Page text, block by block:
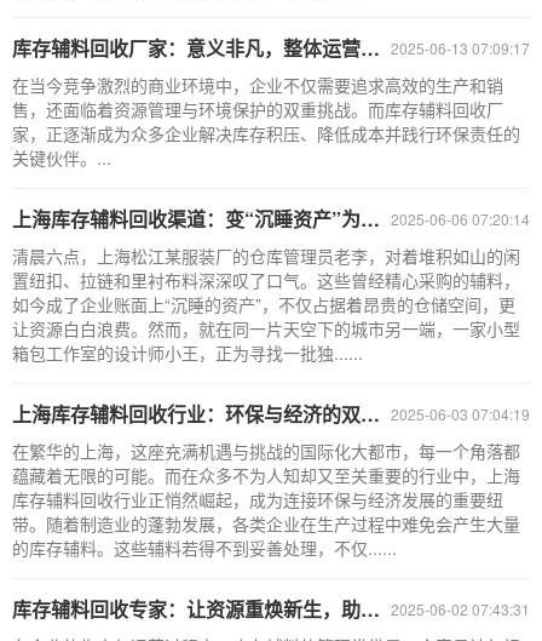
2025-06-13 07:09:17
库存辅料回收厂家：意义非凡，整体运营效率高
在当今竞争激烈的商业环境中，企业不仅需要追求高效的生产和销
售，还面临着资源管理与环境保护的双重挑战。而库存辅料回收厂
家，正逐渐成为众多企业解决库存积压、降低成本并践行环保责任的
关键伙伴。...
2025-06-06 07:20:14
上海库存辅料回收渠道：变“沉睡资产”为循环财富的金钥匙
清晨六点，上海松江某服装厂的仓库管理员老李，对着堆积如山的闲
置纽扣、拉链和里衬布料深深叹了口气。这些曾经精心采购的辅料，
如今成了企业账面上“沉睡的资产”，不仅占据着昂贵的仓储空间，更
让资源白白浪费。然而，就在同一片天空下的城市另一端，一家小型
箱包工作室的设计师小王，正为寻找一批独......
2025-06-03 07:04:19
上海库存辅料回收行业：环保与经济的双赢之道
在繁华的上海，这座充满机遇与挑战的国际化大都市，每一个角落都
蕴藏着无限的可能。而在众多不为人知却又至关重要的行业中，上海
库存辅料回收行业正悄然崛起，成为连接环保与经济发展的重要纽
带。随着制造业的蓬勃发展，各类企业在生产过程中难免会产生大量
的库存辅料。这些辅料若得不到妥善处理，不仅......
2025-06-02 07:43:31
库存辅料回收专家：让资源重焕新生，助力企业降本增效